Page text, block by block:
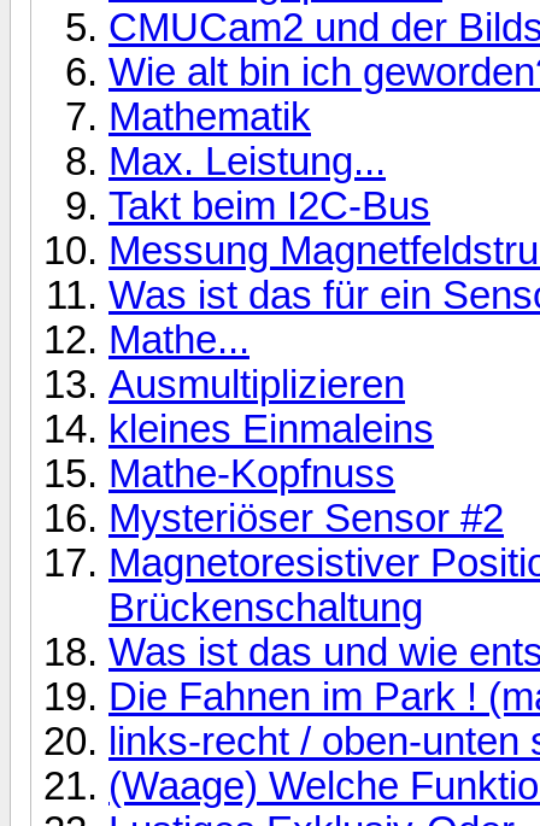
CMUCam2 und der
Wie alt bin ich
Mathematik
Max. Leistung...
Takt beim I2C-Bus
Messung
Was ist das für ein
Mathe...
Ausmultiplizieren
kleines Einmaleins
Mathe-Kopfnuss
Mysteriöser Sensor #2
Magnetoresistiver
Brückenschaltung
Was ist das und wie
Die Fahnen im Park !
links-recht / oben-unten
(Waage) Welche